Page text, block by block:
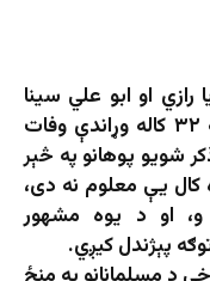
رازي او ابو علي سینا
بلخي معاصر و، چې له البیروني څخه ۳۲ کاله وړاندې وفات
شویو پوهانو په څېر
يې معلوم نه دی،
او د يوه مشهور
پېژندل کيږي.